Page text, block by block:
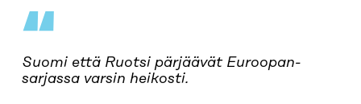
“
Suomi että Ruotsi pärjäävät Euroopan-
sarjassa varsin heikosti.